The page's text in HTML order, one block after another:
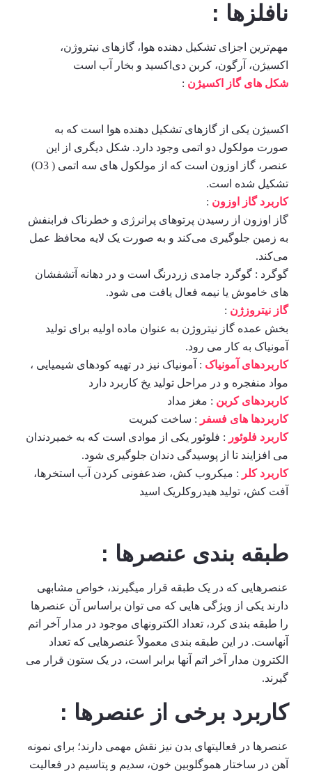
نافلزها :
مهم‌ترین اجزای تشکیل دهنده هوا، گازهای نیتروژن،
اکسیژن، آرگون، کربن دی‌اکسید و بخار آب است
شکل های گاز اکسیژن :
اکسیژن یکی از گازهای تشکیل دهنده هوا است که به
صورت مولکول دو اتمی وجود دارد. شکل دیگری از این
عنصر، گاز اوزون است که از مولکول های سه اتمی ( O3)
تشکیل شده است.
کاربرد گاز اوزون :
گاز اوزون از رسیدن پرتوهای پرانرژی و خطرناک فرابنفش
به زمین جلوگیری می‌کند و به صورت یک لایه محافظ عمل
می‌کند.
گوگرد : گوگرد جامدی زردرنگ است و در دهانه آتشفشان
های خاموش یا نیمه فعال یافت می شود.
گاز نیتروزژن :
بخش عمده گاز نیتروژن به عنوان ماده اولیه برای تولید
آمونیاک به کار می رود.
کاربردهای آمونیاک : آمونیاک نیز در تهیه کودهای شیمیایی ،
مواد منفجره و در مراحل تولید یخ کاربرد دارد
کاربردهای کربن : مغز مداد
کاربردها های فسفر : ساخت کبریت
کاربرد فلوئور : فلوئور یکی از موادی است که به خمیردندان
می افزایند تا از پوسیدگی دندان جلوگیری شود.
کاربرد کلر : میکروب کش، ضدعفونی کردن آب استخرها،
آفت کش، تولید هیدروکلریک اسید
طبقه بندی عنصرها :
عنصرهایی که در یک طبقه قرار میگیرند، خواص مشابهی
دارند یکی از ویژگی هایی که می توان براساس آن عنصرها
را طبقه بندی کرد، تعداد الکترونهای موجود در مدار آخر اتم
آنهاست. در این طبقه بندی معمولاً عنصرهایی که تعداد
الکترون مدار آخر اتم آنها برابر است، در یک ستون قرار می
گیرند.
کاربرد برخی از عنصرها :
عنصرها در فعالیتهای بدن نیز نقش مهمی دارند؛ برای نمونه
آهن در ساختار هموگلوبین خون، سدیم و پتاسیم در فعالیت